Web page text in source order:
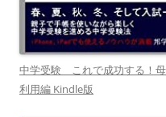
中学受験 これで成功する！
利用編 Kindle版